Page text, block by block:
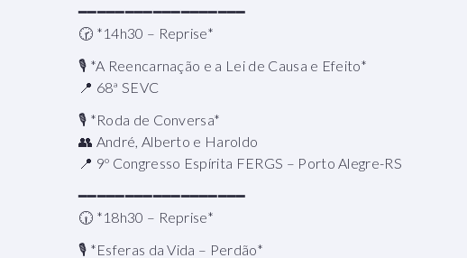
━━━━━━━━━━━━━━━━━━
🕝 *14h30 – Reprise*
🎙 *A Reencarnação e a Lei de Causa e Efeito*
📍 68ª SEVC
🎙 *Roda de Conversa*
👥 André, Alberto e Haroldo
📍 9º Congresso Espírita FERGS – Porto Alegre-RS
━━━━━━━━━━━━━━━━━━
🕡 *18h30 – Reprise*
🎙 *Esferas da Vida – Perdão*